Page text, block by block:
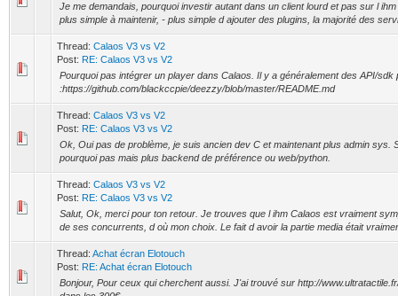
Je me demandais, pourquoi investir autant dans un client lourd et pas sur l
plus simple à maintenir, - plus simple d ajouter des plugins, la majorité des
Thread: Calaos V3 vs V2
Post: RE: Calaos V3 vs V2
Pourquoi pas intégrer un player dans Calaos. Il y a généralement des API/sdk
:https://github.com/blackccpie/deezzy/blob/master/README.md
Thread: Calaos V3 vs V2
Post: RE: Calaos V3 vs V2
Ok, Oui pas de problème, je suis ancien dev C et maintenant plus admin sys.
pourquoi pas mais plus backend de préférence ou web/python.
Thread: Calaos V3 vs V2
Post: RE: Calaos V3 vs V2
Salut, Ok, merci pour ton retour. Je trouves que l ihm Calaos est vraiment
de ses concurrents, d où mon choix. Le fait d avoir la partie media était
Thread: Achat écran Elotouch
Post: RE: Achat écran Elotouch
Bonjour, Pour ceux qui cherchent aussi. J'ai trouvé sur http://